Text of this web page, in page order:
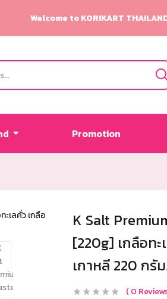
Welcome to KORIKART
Promotion
K Salt
[220g] เกลือท
เกาหลี 220 กรั
0